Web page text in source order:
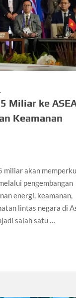
Miliar ke
Keamanan
miliar akan
pengembangan
energi, keamanan,
lintas negara di
salah satu …